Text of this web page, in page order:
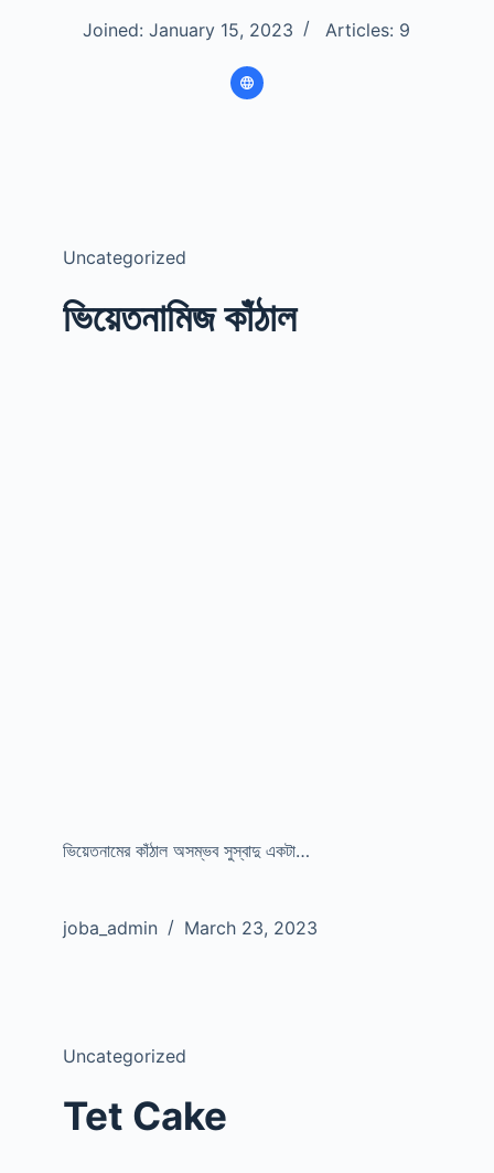
Joined: January 15, 2023 Articles: 9
Uncategorized
ভিয়েতনামিজ কাঁঠাল
ভিয়েতনামের কাঁঠাল অসম্ভব সুস্বাদু একটা…
joba_admin March 23, 2023
Uncategorized
Tet Cake